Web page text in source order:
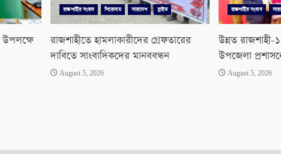
রাজশাহীর সংবাদ শিরোনাম সারাদেশ স্লাইড
রাজশাহীতে হামলাকারীদের গ্রেফতারের
দাবিতে সাংবাদিকদের মানববন্ধন
August 5, 2026
রাজশাহীর সংবাদ
উন্নত রাজশাহী-
উপজেলা
August 5, 2026